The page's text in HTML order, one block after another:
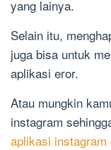
yang lainya.
Selain itu,
juga bisa untuk
aplikasi eror.
Atau mungkin
instagram
aplikasi instagram